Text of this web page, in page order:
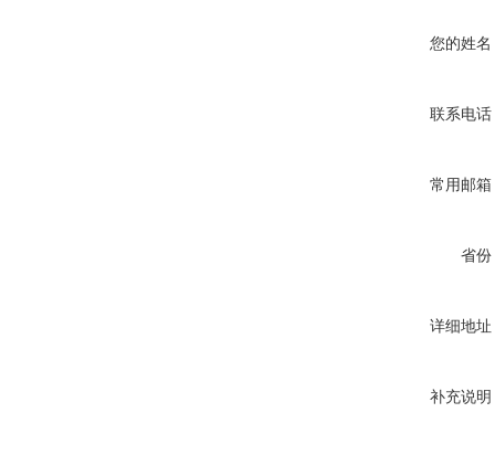
您的姓名
联系电话
常用邮箱
省份
详细地址
补充说明